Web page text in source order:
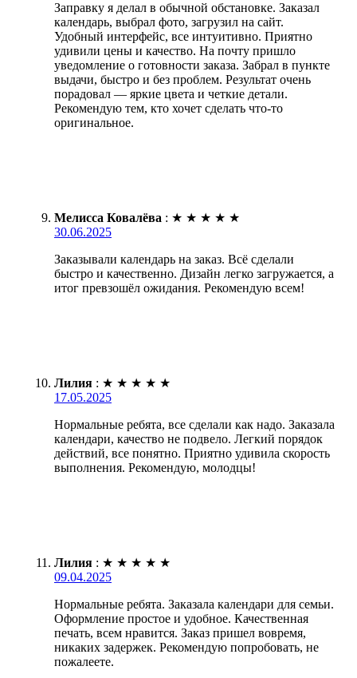
Заправку я делал в обычной обстановке. Заказал
календарь, выбрал фото, загрузил на сайт.
Удобный интерфейс, все интуитивно. Приятно
удивили цены и качество. На почту пришло
уведомление о готовности заказа. Забрал в пункте
выдачи, быстро и без проблем. Результат очень
порадовал — яркие цвета и четкие детали.
Рекомендую тем, кто хочет сделать что-то
оригинальное.
Мелисса Ковалёва : ★ ★ ★ ★ ★
30.06.2025
Заказывали календарь на заказ. Всё сделали
быстро и качественно. Дизайн легко загружается, а
итог превзошёл ожидания. Рекомендую всем!
Лилия : ★ ★ ★ ★ ★
17.05.2025
Нормальные ребята, все сделали как надо. Заказала
календари, качество не подвело. Легкий порядок
действий, все понятно. Приятно удивила скорость
выполнения. Рекомендую, молодцы!
Лилия : ★ ★ ★ ★ ★
09.04.2025
Нормальные ребята. Заказала календари для семьи.
Оформление простое и удобное. Качественная
печать, всем нравится. Заказ пришел вовремя,
никаких задержек. Рекомендую попробовать, не
пожалеете.